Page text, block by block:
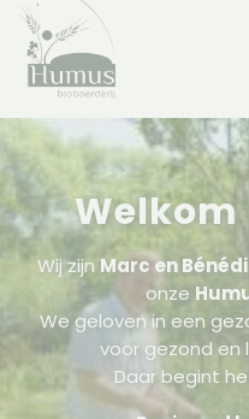
Wij zijn Marc en
onze
We geloven in een
voor gezond en
Daar begint